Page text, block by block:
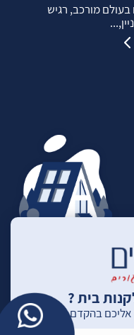
מורכב, רגיש
בית ?
אליכם בהקדם